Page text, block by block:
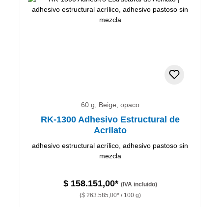
60 g, Beige, opaco
RK-1300 Adhesivo Estructural de
Acrilato
adhesivo estructural acrílico, adhesivo pastoso sin
mezcla
$ 158.151,00* (IVA incluido)
($ 263.585,00* / 100 g)